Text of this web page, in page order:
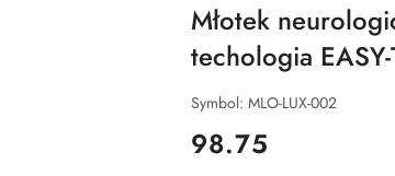
Młotek
techologia
Symbol: MLO-LUX-002
cena:
98.75